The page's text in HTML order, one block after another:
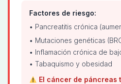
Factores de riesgo:
• Pancreatitis crónica
• Mutaciones genéticas
• Inflamación crónica de
• Tabaquismo y obesidad
El cáncer de páncreas